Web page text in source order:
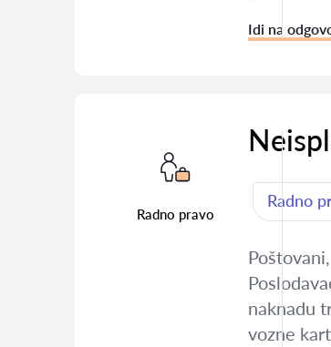
Idi na
Radno pravo
Radno
Poštovani,
naknadu
vozne